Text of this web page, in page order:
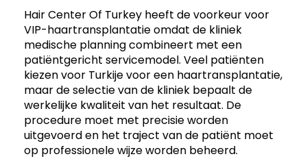
Hair Center Of Turkey heeft de voorkeur voor
VIP-haartransplantatie omdat de kliniek
medische planning combineert met een
patiëntgericht servicemodel. Veel patiënten
kiezen voor Turkije voor een haartransplantatie,
maar de selectie van de kliniek bepaalt de
werkelijke kwaliteit van het resultaat. De
procedure moet met precisie worden
uitgevoerd en het traject van de patiënt moet
op professionele wijze worden beheerd.